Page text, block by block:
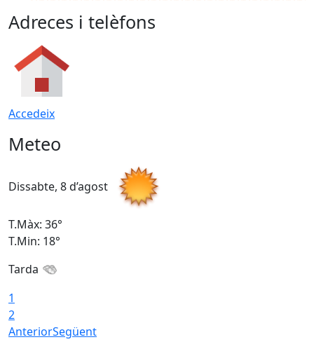
Adreces i telèfons
Accedeix
Meteo
Dissabte, 8 d’agost
T.Màx: 36°
T.Min: 18°
Tarda
1
2
AnteriorSegüent